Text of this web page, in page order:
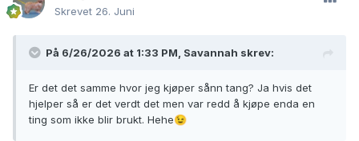
Skrevet 26. Juni
På 6/26/2026 at 1:33 PM, Savannah skrev:
Er det det samme hvor jeg kjøper sånn tang? Ja hvis det
hjelper så er det verdt det men var redd å kjøpe enda en
ting som ikke blir brukt. Hehe😉